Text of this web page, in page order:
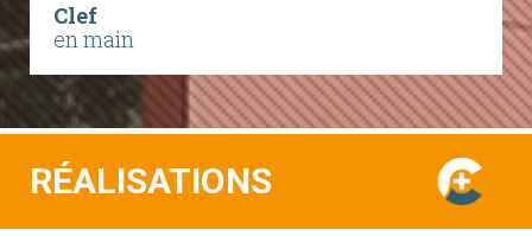
Clef
en main
RÉALISATIONS